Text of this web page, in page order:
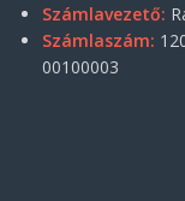
Számlavezető:
Számlaszám:
00100003